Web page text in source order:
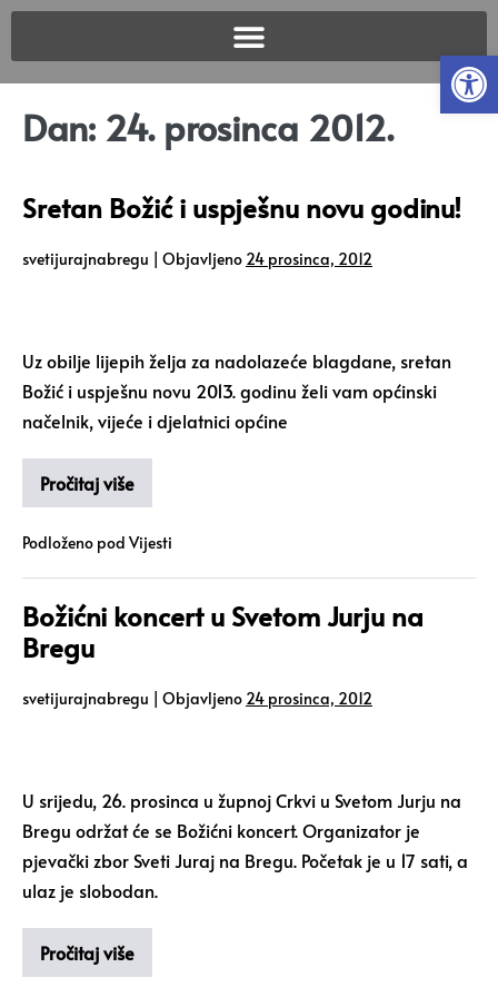
Dan: 24. prosinca 2012.
Sretan Božić i uspješnu novu godinu!
svetijurajnabregu | Objavljeno 24 prosinca, 2012
Uz obilje lijepih želja za nadolazeće blagdane, sretan
Božić i uspješnu novu 2013. godinu želi vam općinski
načelnik, vijeće i djelatnici općine
Pročitaj više
Podloženo pod Vijesti
Božićni koncert u Svetom Jurju na
Bregu
svetijurajnabregu | Objavljeno 24 prosinca, 2012
U srijedu, 26. prosinca u župnoj Crkvi u Svetom Jurju na
Bregu održat će se Božićni koncert. Organizator je
pjevački zbor Sveti Juraj na Bregu. Početak je u 17 sati, a
ulaz je slobodan.
Pročitaj više